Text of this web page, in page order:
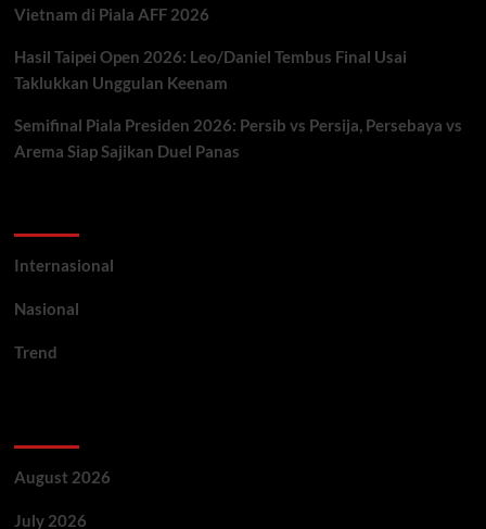
Vietnam di Piala AFF 2026
Hasil Taipei Open 2026: Leo/Daniel Tembus Final Usai
Taklukkan Unggulan Keenam
Semifinal Piala Presiden 2026: Persib vs Persija, Persebaya vs
Arema Siap Sajikan Duel Panas
Internasional
Nasional
Trend
August 2026
July 2026